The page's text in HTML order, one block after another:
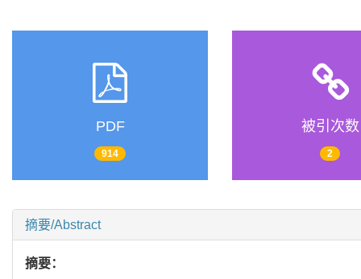
PDF
914
被引次数
2
摘要/Abstract
摘要：